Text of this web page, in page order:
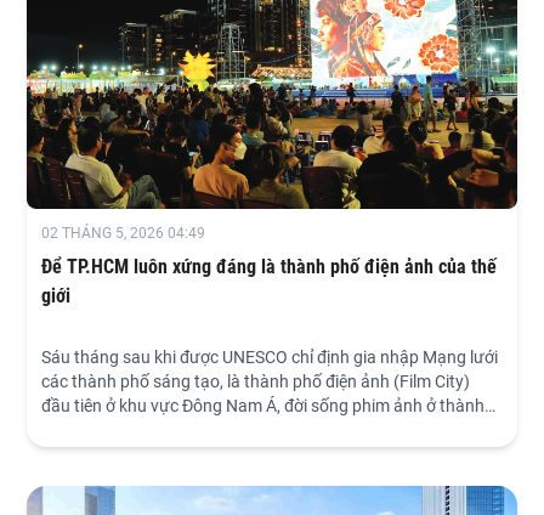
02 THÁNG 5, 2026 04:49
Để TP.HCM luôn xứng đáng là thành phố điện ảnh của thế
giới
Sáu tháng sau khi được UNESCO chỉ định gia nhập Mạng lưới
các thành phố sáng tạo, là thành phố điện ảnh (Film City)
đầu tiên ở khu vực Đông Nam Á, đời sống phim ảnh ở thành